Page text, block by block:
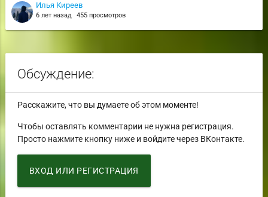
Илья Киреев
6 лет назад 455 просмотров
Обсуждение:
Расскажите, что вы думаете об этом моменте!
Чтобы оставлять комментарии не нужна регистрация.
Просто нажмите кнопку ниже и войдите через ВКонтакте.
ВХОД ИЛИ РЕГИСТРАЦИЯ